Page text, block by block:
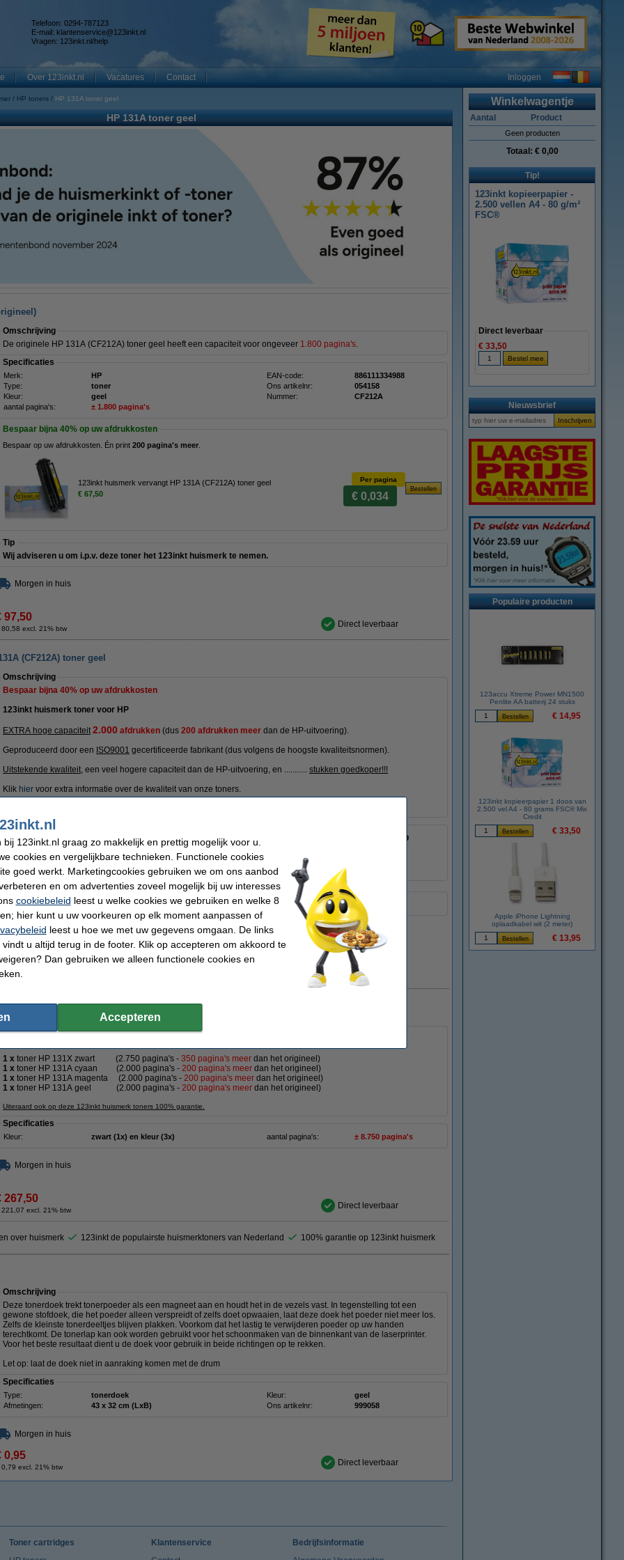
Telefoon: 0294-787123
E-mail: klantenservice@123inkt.nl
Vragen: 123inkt.nl/help
Over 123inkt.nl Vacatures Contact Inloggen
HP toners HP 131A toner geel
HP 131A toner geel
Omschrijving
De originele HP 131A (CF212A) toner geel heeft een capaciteit voor ongeveer 1.800 pagina's.
Specificaties
Merk: HP EAN-code:
886111334988
Type:
toner Ons artikelnr:
054158
Kleur:
geel Nummer:
CF212A
aantal pagina's:
± 1.800 pagina's
Bespaar bijna 40% op uw afdrukkosten
Bespaar op uw afdrukkosten. Én print 200 pagina's meer
123inkt huismerk vervangt HP 131A (CF212A) toner geel
€ 67,50
Per pagina
€ 0,034
Tip
Wij adviseren u om i.p.v. deze toner het 123inkt huismerk te nemen.
Morgen in huis
97,50
80,58 excl. 21% btw Direct leverbaar
(CF212A) toner geel
Omschrijving
Bespaar bijna 40% op uw afdrukkosten
123inkt huismerk toner voor HP
EXTRA hoge capaciteit 2.000 afdrukken (dus 200 afdrukken meer dan de HP-uitvoering).
Geproduceerd door een ISO9001 gecertificeerde fabrikant (dus volgens de hoogste kwaliteitsnormen).
Uitstekende kwaliteit, een veel hogere capaciteit dan de HP-uitvoering, en ........... stukken goedkoper!!!
Klik hier voor extra informatie over de kwaliteit van onze toners.
Specificaties
Merk:
8718237016979
Type:
toner
Kleur:
geel
aantal pagina's:
± 2.000 pagina's
Tip
Wij adviseren u deze toner (het 123inkt huismerk) te nemen i.p.v. de HP-uitvoering.
Morgen in huis
67,50
excl. 21% btw Direct leverbaar
voor HP 131X / 131A: HP CF210X, 211A, 212A, 213A zwart + 3 kleuren
1 x toner HP 131X zwart (2.750 pagina's - 350 pagina's meer dan het origineel)
1 x toner HP 131A cyaan (2.000 pagina's - 200 pagina's meer dan het origineel)
1 x toner HP 131A magenta (2.000 pagina's - 200 pagina's meer dan het origineel)
1 x toner HP 131A geel (2.000 pagina's - 200 pagina's meer dan het origineel)
Uiteraard ook op deze 123inkt huismerk toners 100% garantie.
Specificaties
Kleur: zwart (1x) en kleur (3x) aantal pagina's: ± 8.750 pagina's
Morgen in huis
267,50
221,07 excl. 21% btw Direct leverbaar
over huismerk 123inkt de populairste huismerktoners van Nederland 100% garantie op 123inkt huismerk
Omschrijving
Deze tonerdoek trekt tonerpoeder als een magneet aan en houdt het in de vezels vast. In tegenstelling tot een
gewone stofdoek, die het poeder alleen verspreidt of zelfs doet opwaaien, laat deze doek het poeder niet meer los.
Zelfs de kleinste tonerdeeltjes blijven plakken. Voorkom dat het lastig te verwijderen poeder op uw handen
terechtkomt. De tonerlap kan ook worden gebruikt voor het schoonmaken van de binnenkant van de laserprinter.
Voor het beste resultaat dient u de doek voor gebruik in beide richtingen op te rekken.
Let op: laat de doek niet in aanraking komen met de drum
Specificaties
Type: tonerdoek Kleur:
geel
Afmetingen:
43 x 32 cm (LxB) Ons artikelnr: 999058
Morgen in huis
0,95
0,79 excl. 21% btw Direct leverbaar
Winkelwagentje
Aantal Product
Geen producten
Totaal: € 0,00
Tip!
123inkt kopieerpapier -
2.500 vellen A4 - 80 g/m²
FSC®
Direct leverbaar
€ 33,50
Nieuwsbrief
Populaire producten
123accu Xtreme Power MN1500
Penlite AA batterij 24 stuks
€ 14,95
123inkt kopieerpapier 1 doos van
2.500 vel A4 - 80 grams FSC® Mix
Credit
€ 33,50
Apple iPhone Lightning
oplaadkabel wit (2 meter)
€ 13,95
Toner cartridges
Klantenservice
Bedrijfsinformatie
123inkt.nl graag zo makkelijk en prettig mogelijk voor u.
cookies en vergelijkbare technieken. Functionele cookies
goed werkt. Marketingcookies gebruiken we om ons aanbod
en om advertenties zoveel mogelijk bij uw interesses
cookiebeleid leest u welke cookies we gebruiken en welke 8
hier kunt u uw voorkeuren op elk moment aanpassen of
leest u hoe we met uw gegevens omgaan. De links
u altijd terug in de footer. Klik op accepteren om akkoord te
Dan gebruiken we alleen functionele cookies en
Accepteren